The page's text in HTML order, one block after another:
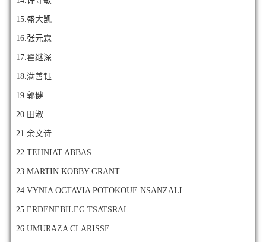
15.盛大凯
16.张元霖
17.翟继深
18.满善钰
19.郭健
20.田淑
21.余文诗
22.TEHNIAT ABBAS
23.MARTIN KOBBY GRANT
24.VYNIA OCTAVIA POTOKOUE NSANZALI
25.ERDENEBILEG TSATSRAL
26.UMURAZA CLARISSE